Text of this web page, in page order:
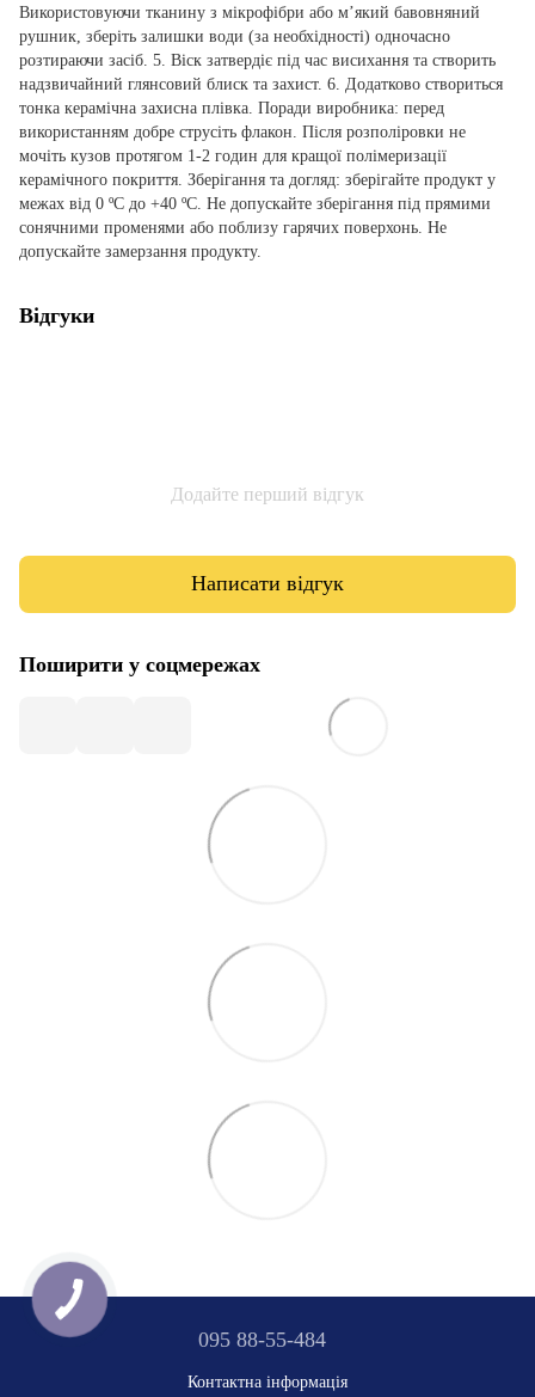
Використовуючи тканину з мікрофібри або м’який бавовняний
рушник, зберіть залишки води (за необхідності) одночасно
розтираючи засіб. 5. Віск затвердіє під час висихання та створить
надзвичайний глянсовий блиск та захист. 6. Додатково створиться
тонка керамічна захисна плівка. Поради виробника: перед
використанням добре струсіть флакон. Після розполіровки не
мочіть кузов протягом 1-2 годин для кращої полімеризації
керамічного покриття. Зберігання та догляд: зберігайте продукт у
межах від 0 ºC до +40 ºC. Не допускайте зберігання під прямими
сонячними променями або поблизу гарячих поверхонь. Не
допускайте замерзання продукту.
Відгуки
Додайте перший відгук
Написати відгук
Поширити у соцмережах
095 88-55-484
Контактна інформація